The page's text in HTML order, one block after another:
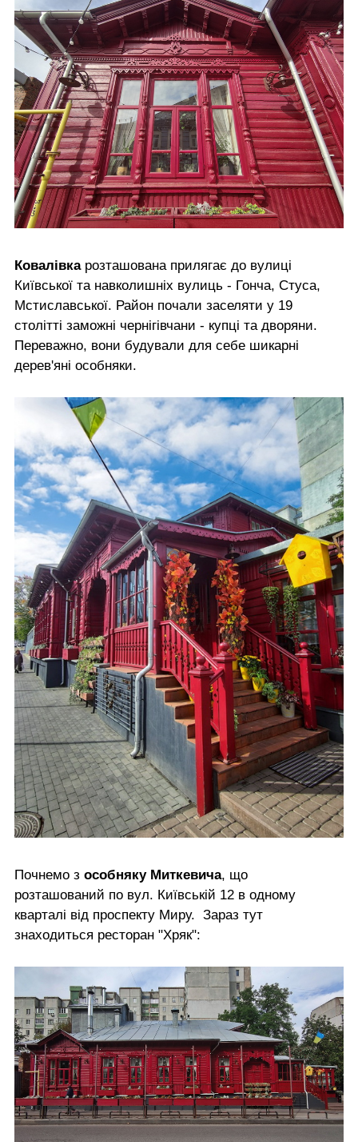
Ковалівка розташована прилягає до вулиці
Київської та навколишніх вулиць - Гонча, Стуса,
Мстиславської. Район почали заселяти у 19
столітті заможні чернігівчани - купці та дворяни.
Переважно, вони будували для себе шикарні
дерев'яні особняки.
Почнемо з особняку Миткевича, що
розташований по вул. Київській 12 в одному
кварталі від проспекту Миру. Зараз тут
знаходиться ресторан "Хряк":